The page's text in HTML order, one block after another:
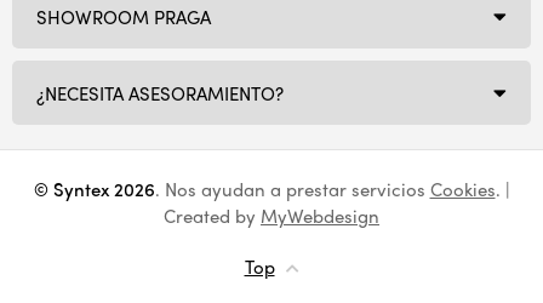
SHOWROOM PRAGA
¿NECESITA ASESORAMIENTO?
© Syntex 2026. Nos ayudan a prestar servicios Cookies. |
Created by MyWebdesign
Top